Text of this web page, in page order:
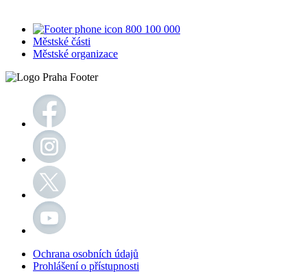
800 100 000
Městské části
Městské organizace
Ochrana osobních údajů
Prohlášení o přístupnosti